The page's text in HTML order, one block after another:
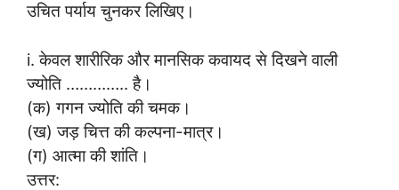
उचित पर्याय चुनकर लिखिए।
i. केवल शारीरिक और मानसिक कवायद से दिखने वाली
ज्योति ………….. है।
(क) गगन ज्योति की चमक।
(ख) जड़ चित्त की कल्पना-मात्र।
(ग) आत्मा की शांति।
उत्तर: